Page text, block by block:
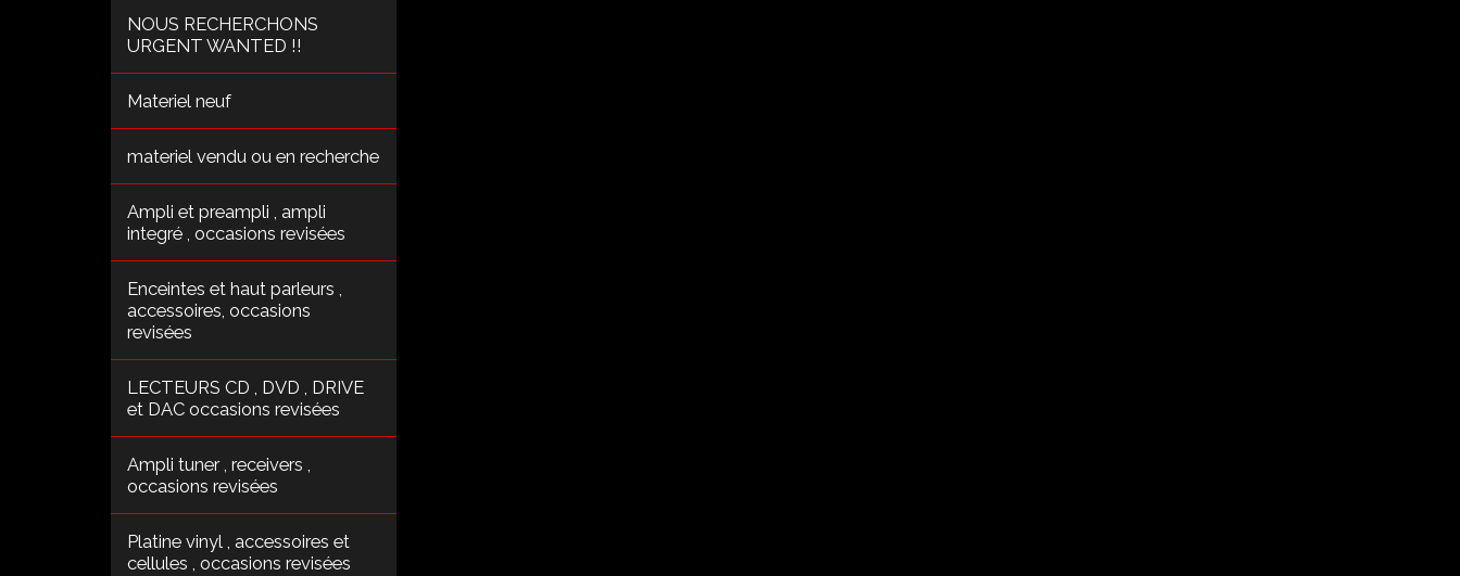
NOUS RECHERCHONS
URGENT WANTED !!
Materiel neuf
materiel vendu ou en recherche
Ampli et preampli , ampli
integré , occasions revisées
Enceintes et haut parleurs ,
accessoires, occasions
revisées
LECTEURS CD , DVD , DRIVE
et DAC occasions revisées
Ampli tuner , receivers ,
occasions revisées
Platine vinyl , accessoires et
cellules , occasions revisées